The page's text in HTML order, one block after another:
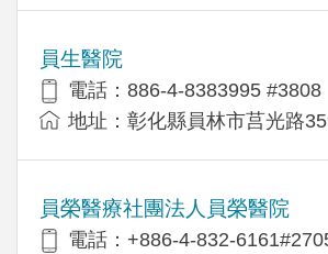
員生醫院
電話：886-4-8383995 #3808
地址：彰化縣員林市莒光路
員榮醫療社團法人員榮醫院
電話：+886-4-832-